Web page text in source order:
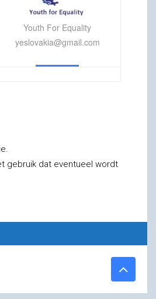
Youth For Equality
yeslovakia@gmail.com
gebruik dat eventueel wordt